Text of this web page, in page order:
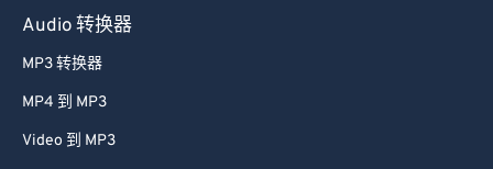
Audio 转换器
MP3 转换器
MP4 到 MP3
Video 到 MP3